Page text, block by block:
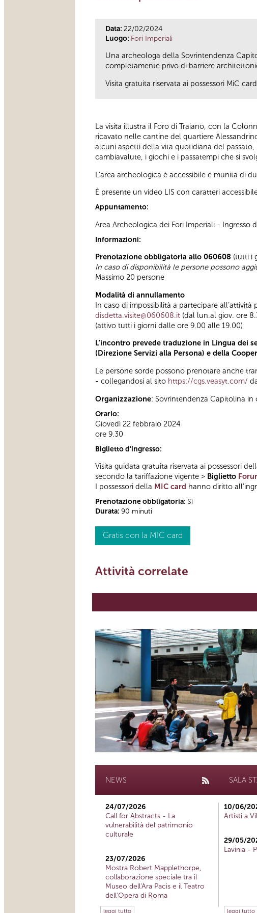
Data: 22/02/2024
Luogo: Fori Imperiali
Una archeologa della Sovrintendenza
completamente privo di barriere
Visita gratuita riservata ai possessori MiC
La visita illustra il Foro di Traiano, con la
ricavato nelle cantine del quartiere
alcuni aspetti della vita quotidiana del
cambiavalute, i giochi e i passatempi che si
L’area archeologica è accessibile e munita di
È presente un video LIS con caratteri
Appuntamento:
Area Archeologica dei Fori Imperiali -
Informazioni:
Prenotazione obbligatoria allo 060608 (tutti i
In caso di disponibilità le persone possono
Massimo 20 persone
Modalità di annullamento
In caso di impossibilità a partecipare
disdetta.visite@060608.it (dal lun.al giov. ore
(attivo tutti i giorni dalle ore 9.00 alle 19.00)
L’incontro prevede traduzione in Lingua dei
(Direzione Servizi alla Persona) e della
Le persone sorde possono prenotare anche
- collegandosi al sito https://cgs.veasyt.com/
Organizzazione: Sovrintendenza Capitolina
Orario:
Giovedì 22 febbraio 2024
ore 9.30
Biglietto d'ingresso:
Visita guidata gratuita riservata ai possessori
secondo la tariffazione vigente > Biglietto
I possessori della MIC card hanno diritto
Prenotazione obbligatoria: Sì
Durata: 90 minuti
Gratis con la MIC card
Attività correlate
NEWS
24/07/2026
Call for Abstracts - La
vulnerabilità del patrimonio
culturale
23/07/2026
Mostra Robert Mapplethorpe,
collaborazione speciale tra il
Museo dell'Ara Pacis e il Teatro
dell'Opera di Roma
leggi tutto
SALA
10/06/
Artisti a
29/05/
Lavinia -
leggi tutto